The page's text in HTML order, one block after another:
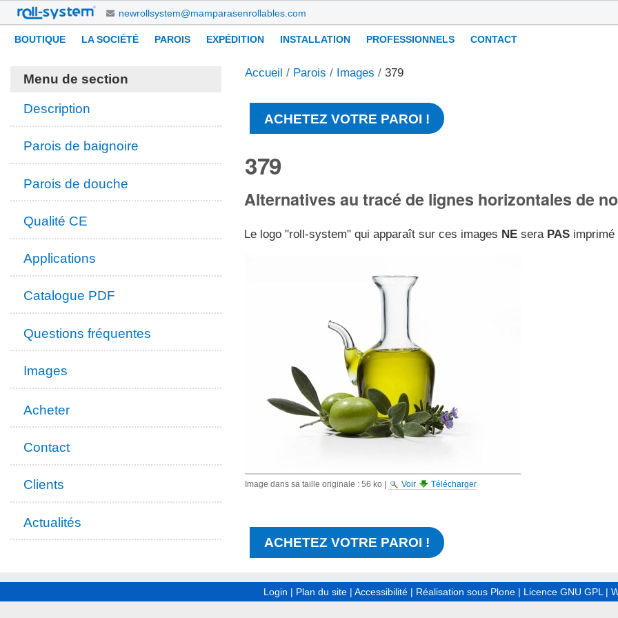
Aller
au
contenu.
Aller
navigation
newrollsystem@mamparasenrollables.com
Navigation
BOUTIQUE LA SOCIÉTÉ PAROIS EXPÉDITION INSTALLATION PROFESSIONNELS CONTACT
Outils
personnels
Accueil / Parois / Images /379
ACHETEZ VOTRE PAROI !
379
Alternatives au tracé de lignes horizontales de
Le logo "roll-system" qui apparaît sur ces images NEsera PASimprimé
Image dans sa taille originale : 56 ko Voir Télécharger
ACHETEZ VOTRE PAROI !
Menu de section
Description
Parois de baignoire
Parois de douche
Qualité CE
Applications
Catalogue PDF
Questions fréquentes
Images
Acheter
Contact
Clients
Actualités
Login | Plan du site| Accessibilité| Réalisation sous Plone| Licence GNU GPL |